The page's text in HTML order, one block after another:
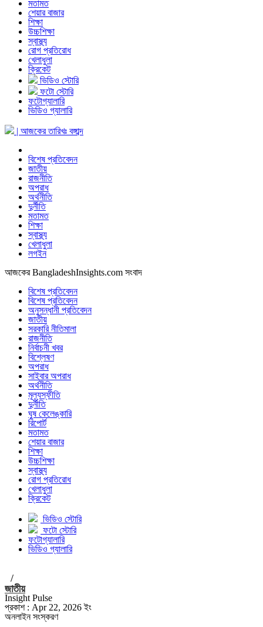
মতামত
শেয়ার বাজার
শিক্ষা
উচ্চশিক্ষা
স্বাস্থ্য
রোগ প্রতিরোধ
খেলাধুলা
ক্রিকেট
ভিডিও স্টোরি
ফটো স্টোরি
ফটোগ্যালারি
ভিডিও গ্যালারি
| আজকের তারিখঃ বঙ্গাব্দ
বিশেষ প্রতিবেদন
জাতীয়
রাজনীতি
অপরাধ
অর্থনীতি
দুর্নীতি
মতামত
শিক্ষা
স্বাস্থ্য
খেলাধুলা
লগইন
আজকের BangladeshInsights.com সংবাদ
বিশেষ প্রতিবেদন
বিশেষ প্রতিবেদন
অনুসন্ধানী প্রতিবেদন
জাতীয়
সরকারি নীতিমালা
রাজনীতি
নির্বাচনী খবর
বিশ্লেষণ
অপরাধ
সাইবার অপরাধ
অর্থনীতি
মূল্যস্ফীতি
দুর্নীতি
ঘুষ কেলেঙ্কারি
রিপোর্ট
মতামত
শেয়ার বাজার
শিক্ষা
উচ্চশিক্ষা
স্বাস্থ্য
রোগ প্রতিরোধ
খেলাধুলা
ক্রিকেট
ভিডিও স্টোরি
ফটো স্টোরি
ফটোগ্যালারি
ভিডিও গ্যালারি
/
জাতীয়
Insight Pulse
প্রকাশ : Apr 22, 2026 ইং
অনলাইন সংস্করণ